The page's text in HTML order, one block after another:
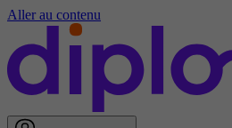
Aller au contenu